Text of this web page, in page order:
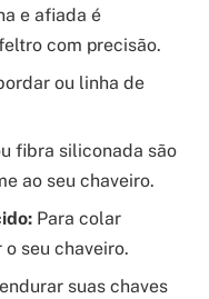
e afiada é
com precisão.
ou linha de
fibra siliconada são
ao seu chaveiro.
Para colar
seu chaveiro.
suas chaves